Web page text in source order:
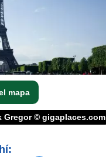
mapa
Gregor © gigaplaces.com